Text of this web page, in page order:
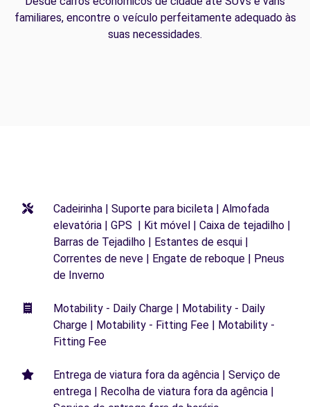
familiares, encontre o veículo perfeitamente adequado às
suas necessidades.
Cadeirinha | Suporte para bicileta | Almofada
elevatória | GPS | Kit móvel | Caixa de tejadilho |
Barras de Tejadilho | Estantes de esqui |
Correntes de neve | Engate de reboque | Pneus
de Inverno
Motability - Daily Charge | Motability - Daily
Charge | Motability - Fitting Fee | Motability -
Fitting Fee
Entrega de viatura fora da agência | Serviço de
entrega | Recolha de viatura fora da agência |